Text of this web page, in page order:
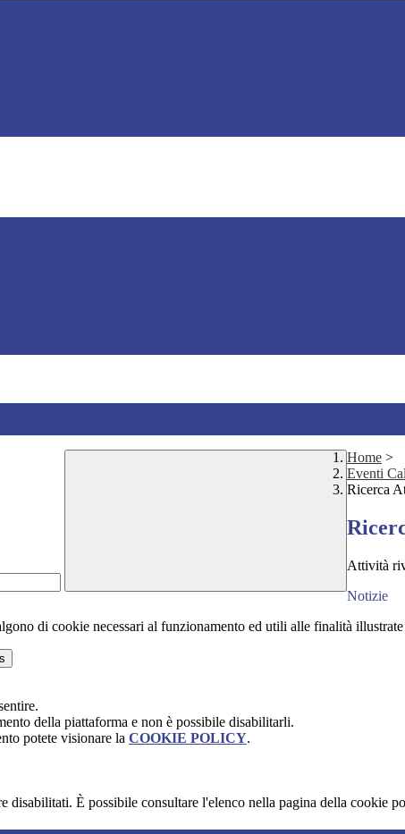
Home >
Eventi
Ricerca
Attività
Notizie
di cookie necessari al funzionamento ed utili alle finalità
della piattaforma e non è possibile disabilitarli.
potete visionare la COOKIE POLICY.
disabilitati. È possibile consultare l'elenco nella pagina della cookie